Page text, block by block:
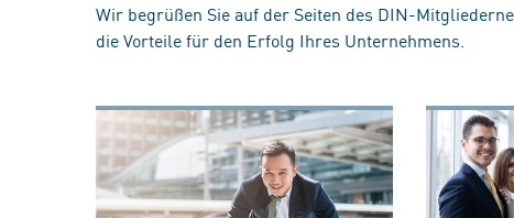
Wir begrüßen Sie auf der Seiten des DIN-
die Vorteile für den Erfolg Ihres Unternehmens.